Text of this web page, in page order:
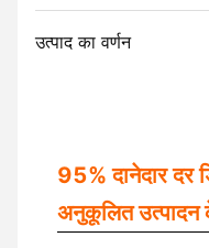
उत्पाद का वर्णन
95% दानेदार दर
अनुकूलित उत्पादन